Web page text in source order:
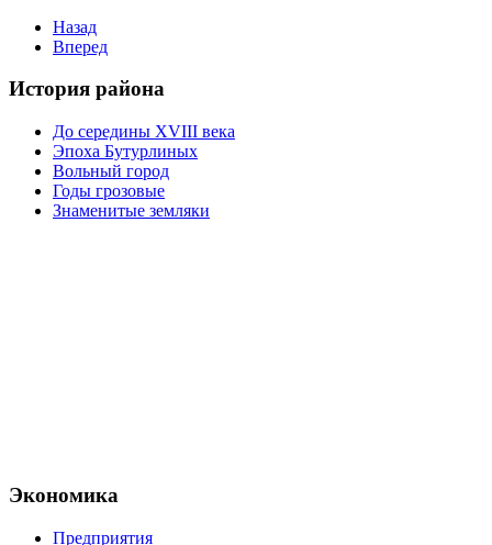
Назад
Вперед
История района
До середины XVIII века
Эпоха Бутурлиных
Вольный город
Годы грозовые
Знаменитые земляки
Экономика
Предприятия